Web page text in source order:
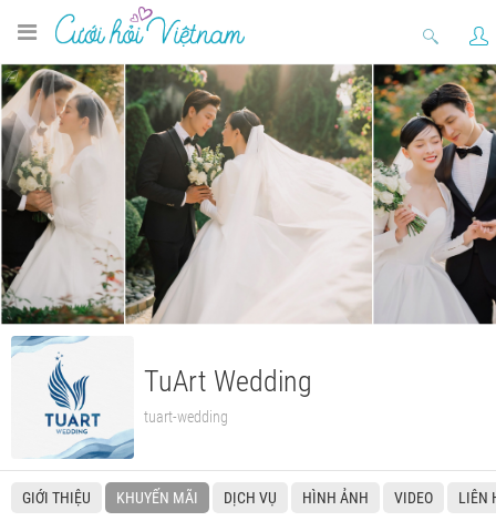
TuArt Wedding
tuart-wedding
GIỚI THIỆU KHUYẾN MÃI DỊCH VỤ HÌNH ẢNH VIDEO LIÊN